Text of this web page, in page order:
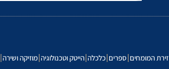
זירת המומחים ספרים כלכלה הייטק וטכנולוגיה מוזיקה ושירה